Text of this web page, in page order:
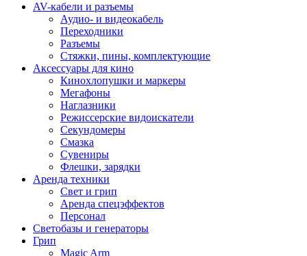
AV-кабели и разъемы
Аудио- и видеокабель
Переходники
Разъемы
Стяжки, пины, комплектующие
Аксессуары для кино
Кинохлопушки и маркеры
Мегафоны
Наглазники
Режиссерские видоискатели
Секундомеры
Смазка
Сувениры
Флешки, зарядки
Аренда техники
Свет и грип
Аренда спецэффектов
Персонал
Светобазы и генераторы
Грип
Magic Arm